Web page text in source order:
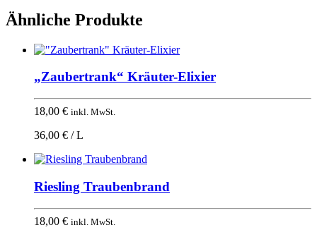
Ähnliche Produkte
„Zaubertrank“ Kräuter-Elixier
18,00 € inkl. MwSt.
36,00 € / L
Riesling Traubenbrand
18,00 € inkl. MwSt.